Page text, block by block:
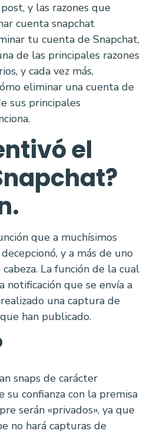
y las razones que
tu cuenta de Snapchat,
de las principales razones
y cada vez más,
eliminar una cuenta de
sus principales
el
que a muchísimos
y a más de uno
La función de la cual
notificación que se envía a
una captura de
han publicado.
snaps de carácter
su confianza con la premisa
serán «privados», ya que
no hará capturas de